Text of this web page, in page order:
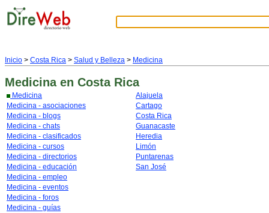
Inicio > Costa Rica > Salud y Belleza > Medicina
Medicina en Costa Rica
Medicina
Medicina - asociaciones
Medicina - blogs
Medicina - chats
Medicina - clasificados
Medicina - cursos
Medicina - directorios
Medicina - educación
Medicina - empleo
Medicina - eventos
Medicina - foros
Medicina - guías
Alajuela
Cartago
Costa Rica
Guanacaste
Heredia
Limón
Puntarenas
San José